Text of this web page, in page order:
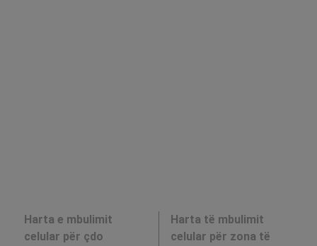
Harta e mbulimit
celular për çdo
Harta të mbulimit
celular për zona të